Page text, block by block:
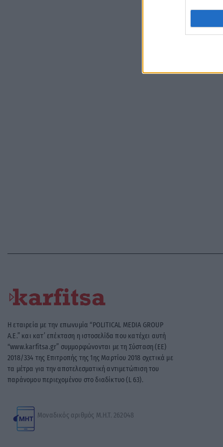
Η εταιρεία με την επωνυμία “POLITICAL MEDIA GROUP
A.E.” και κατ’ επέκταση η ιστοσελίδα που κατέχει αυτή
“www.karfitsa.gr” συμμορφώνονται με τη Σύσταση (ΕΕ)
2018/334 της Επιτροπής της 1ης Μαρτίου 2018 σχετικά με
τα μέτρα για την αποτελεσματική αντιμετώπιση του
παράνομου περιεχομένου στο διαδίκτυο (L 63).
Μοναδικός αριθμός Μ.Η.Τ. 262048